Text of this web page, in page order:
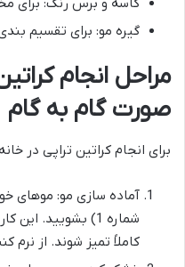
کاسه و برس رنگ: برای
گیره مو: برای تقسیم
مراحل انجام
صورت گام به گام
برای انجام کراتین تراپی در
آماده سازی مو: موهای
شماره 1) بشویید.
کاملاً تمیز شوند. از نرم